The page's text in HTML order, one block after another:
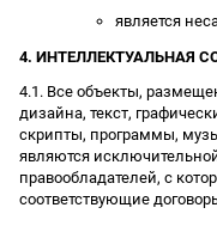
является
4. ИНТЕЛЛЕКТУАЛЬНАЯ
4.1. Все объекты,
дизайна, текст,
скрипты, программы,
являются
правообладателей, с
соответствующие